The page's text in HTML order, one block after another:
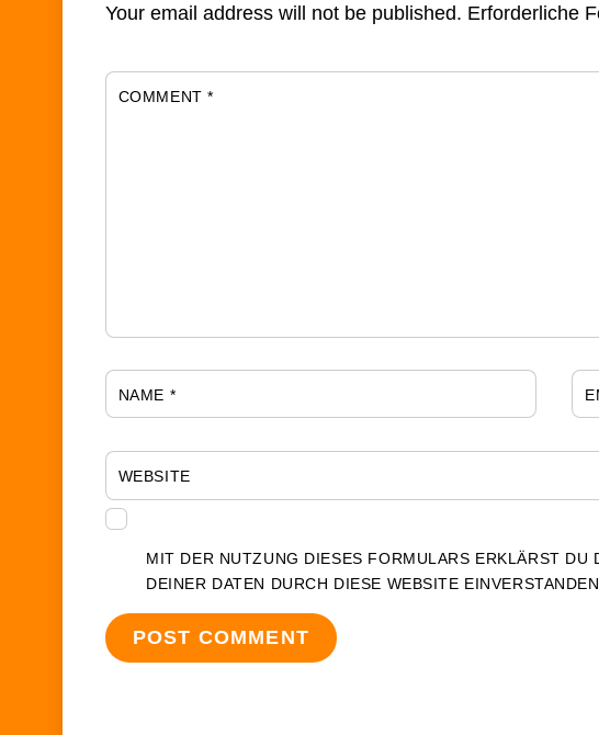
Your email address will not be published. Erforderliche
COMMENT*
NAME *
WEBSITE
MIT DER NUTZUNG DIESES FORMULARS ERKLÄRST
DEINER DATEN DURCH DIESE WEBSITE